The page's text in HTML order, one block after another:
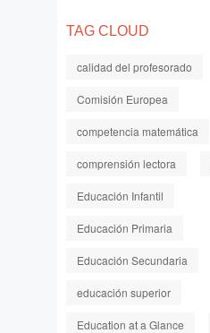
TAG CLOUD
calidad del profesorado
Comisión Europea
competencia matemática
comprensión lectora
Educación Infantil
Educación Primaria
Educación Secundaria
educación superior
Education at a Glance